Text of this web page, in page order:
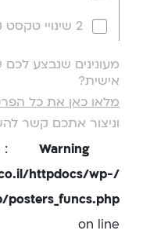
2 שינויי טקסט קטנים
מעונינים שנבצע
אישית?
מלאו כאן את כל
וניצור אתכם קשר
Warning
: Undefined variable $version in
httpdocs/wp-
on line